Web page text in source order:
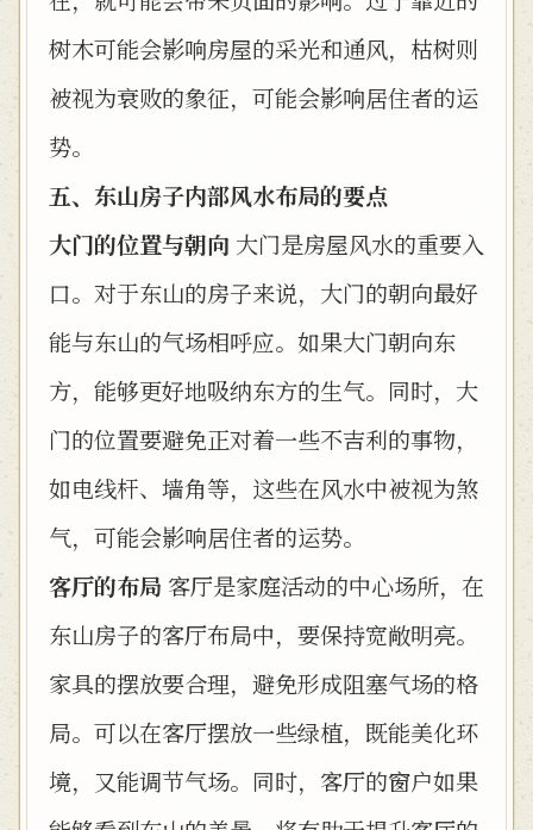
树木可能会影响房屋的采光和通风，枯树则
被视为衰败的象征，可能会影响居住者的运
势。
五、东山房子内部风水布局的要点
大门的位置与朝向 大门是房屋风水的重要入
口。对于东山的房子来说，大门的朝向最好
能与东山的气场相呼应。如果大门朝向东
方，能够更好地吸纳东方的生气。同时，大
门的位置要避免正对着一些不吉利的事物，
如电线杆、墙角等，这些在风水中被视为煞
气，可能会影响居住者的运势。
客厅的布局 客厅是家庭活动的中心场所，在
东山房子的客厅布局中，要保持宽敞明亮。
家具的摆放要合理，避免形成阻塞气场的格
局。可以在客厅摆放一些绿植，既能美化环
境，又能调节气场。同时，客厅的窗户如果